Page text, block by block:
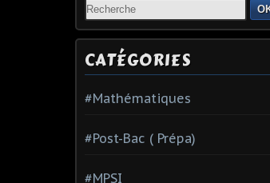
CATÉGORIES
#Mathématiques
#Post-Bac ( Prépa)
#MPSI